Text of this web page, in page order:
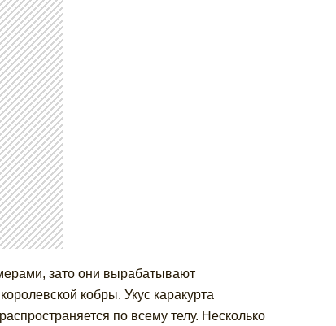
зато они вырабатывают
кобры. Укус каракурта
по всему телу. Несколько